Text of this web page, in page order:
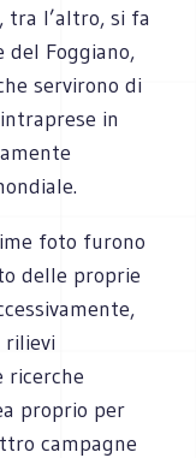
tra l’altro, si fa
Foggiano,
servirono di
in
foto furono
delle proprie
rilievi
ricerche
proprio per
campagne